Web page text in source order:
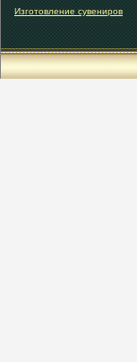
Изготовление сувениров